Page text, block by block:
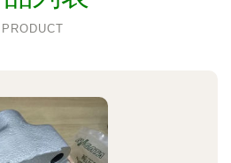
PRODUCT